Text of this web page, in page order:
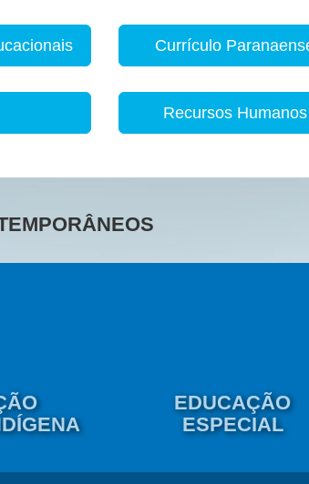
Currículo
Recursos Humanos
EDUCAÇÃO
ESPECIAL